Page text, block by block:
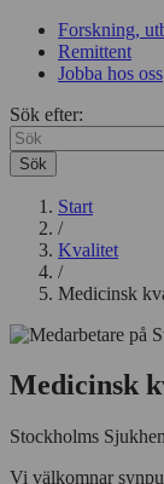
Forskning,
Remittent
Jobba hos oss
Sök efter:
Sök
Start
/
Kvalitet
/
Medicinsk
Medicinsk
Stockholms
Vi välkomnar